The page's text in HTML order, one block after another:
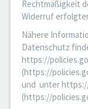
Rechtmäßigkeit
Widerruf
Nähere
Datenschutz
https://
(https://
und unter https://
(https://